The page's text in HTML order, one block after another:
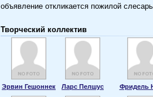
объявление откликается пожилой
Творческий коллектив
Эрвин Гешоннек Ларс Пелшус Фридель